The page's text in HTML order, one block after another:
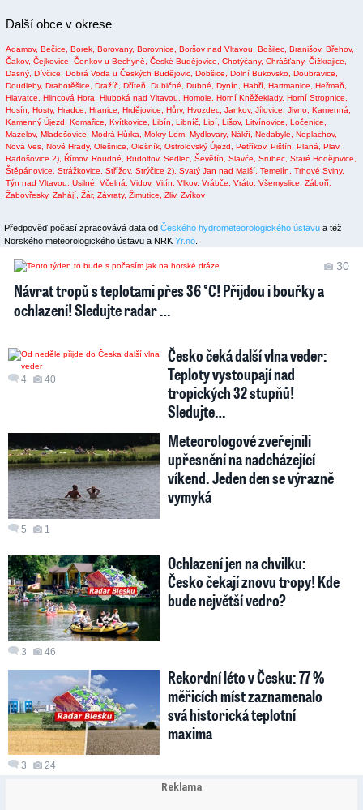
Další obce v okrese
Adamov, Bečice, Borek, Borovany, Borovnice, Boršov nad Vltavou, Bošilec, Branišov, Břehov,
Čakov, Čejkovice, Čenkov u Bechyně, České Budějovice, Chotýčany, Chrášťany, Čížkrajice,
Dasný, Dívčice, Dobrá Voda u Českých Budějovic, Dobšice, Dolní Bukovsko, Doubravice,
Doudleby, Drahotěšice, Dražíč, Dříteň, Dubičné, Dubné, Dynín, Habří, Hartmanice, Heřmaň,
Hlavatce, Hlincová Hora, Hluboká nad Vltavou, Homole, Horní Kněžeklady, Horní Stropnice,
Hosín, Hosty, Hradce, Hranice, Hrdějovice, Hůry, Hvozdec, Jankov, Jílovice, Jivno, Kamenná,
Kamenný Újezd, Komařice, Kvítkovice, Libín, Libníč, Lipí, Lišov, Litvínovice, Ločenice,
Mazelov, Mladošovice, Modrá Hůrka, Mokrý Lom, Mydlovary, Nákří, Nedabyle, Neplachov,
Nová Ves, Nové Hrady, Olešnice, Olešník, Ostrolovský Újezd, Petříkov, Pištín, Planá, Plav,
Radošovice 2), Římov, Roudné, Rudolfov, Sedlec, Ševětín, Slavče, Srubec, Staré Hodějovice,
Štěpánovice, Strážkovice, Střížov, Strýčice 2), Svatý Jan nad Malší, Temelín, Trhové Sviny,
Týn nad Vltavou, Úsilné, Včelná, Vidov, Vitín, Vlkov, Vrábče, Vráto, Všemyslice, Záboří,
Žabovřesky, Zahájí, Žár, Závraty, Žimutice, Zliv, Zvíkov
Předpověď počasí zpracovává data od Českého hydrometeorologického ústavu a též
Norského meteorologického ústavu a NRK Yr.no.
30
Návrat tropů s teplotami přes 36 °C! Přijdou i bouřky a
ochlazení! Sledujte radar …
4 40
Česko čeká další vlna veder:
Teploty vystoupají nad
tropických 32 stupňů!
Sledujte…
5 1
Meteorologové zveřejnili
upřesnění na nadcházející
víkend. Jeden den se výrazně
vymyká
3 46
Ochlazení jen na chvilku:
Česko čekají znovu tropy! Kde
bude největší vedro?
3 24
Rekordní léto v Česku: 77 %
měřicích míst zaznamenalo
svá historická teplotní
maxima